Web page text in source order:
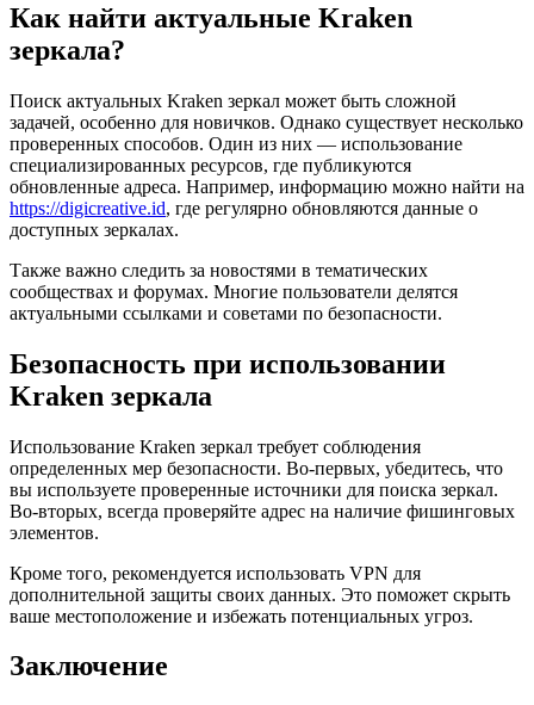
Как найти актуальные Kraken
зеркала?
Поиск актуальных Kraken зеркал может быть сложной
задачей, особенно для новичков. Однако существует несколько
проверенных способов. Один из них — использование
специализированных ресурсов, где публикуются
обновленные адреса. Например, информацию можно найти на
https://digicreative.id, где регулярно обновляются данные о
доступных зеркалах.
Также важно следить за новостями в тематических
сообществах и форумах. Многие пользователи делятся
актуальными ссылками и советами по безопасности.
Безопасность при использовании
Kraken зеркала
Использование Kraken зеркал требует соблюдения
определенных мер безопасности. Во-первых, убедитесь, что
вы используете проверенные источники для поиска зеркал.
Во-вторых, всегда проверяйте адрес на наличие фишинговых
элементов.
Кроме того, рекомендуется использовать VPN для
дополнительной защиты своих данных. Это поможет скрыть
ваше местоположение и избежать потенциальных угроз.
Заключение